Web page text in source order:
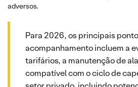
adversos.
Para 2026, os principais
acompanhamento incluem a
tarifários, a manutenção de
compatível com o ciclo de